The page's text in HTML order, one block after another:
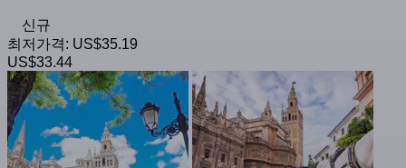
신규
최저가격: US$35.19
US$33.44